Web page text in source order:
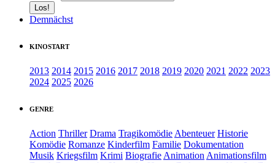
Demnächst
KINOSTART
2013 2014 2015 2016 2017 2018 2019 2020 2021 2022 2023
2024 2025 2026
GENRE
Action Thriller Drama Tragikomödie Abenteuer Historie
Komödie Romanze Kinderfilm Familie Dokumentation
Musik Kriegsfilm Krimi Biografie Animation Animationsfilm